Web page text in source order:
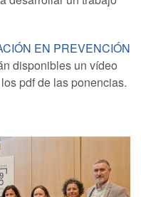
EN PREVENCIÓN
disponibles un vídeo
pdf de las ponencias.